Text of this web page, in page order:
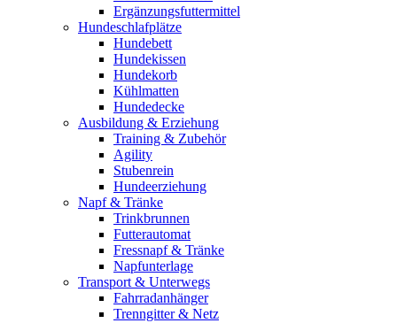
Ergänzungsfuttermittel
Hundeschlafplätze
Hundebett
Hundekissen
Hundekorb
Kühlmatten
Hundedecke
Ausbildung & Erziehung
Training & Zubehör
Agility
Stubenrein
Hundeerziehung
Napf & Tränke
Trinkbrunnen
Futterautomat
Fressnapf & Tränke
Napfunterlage
Transport & Unterwegs
Fahrradanhänger
Trenngitter & Netz